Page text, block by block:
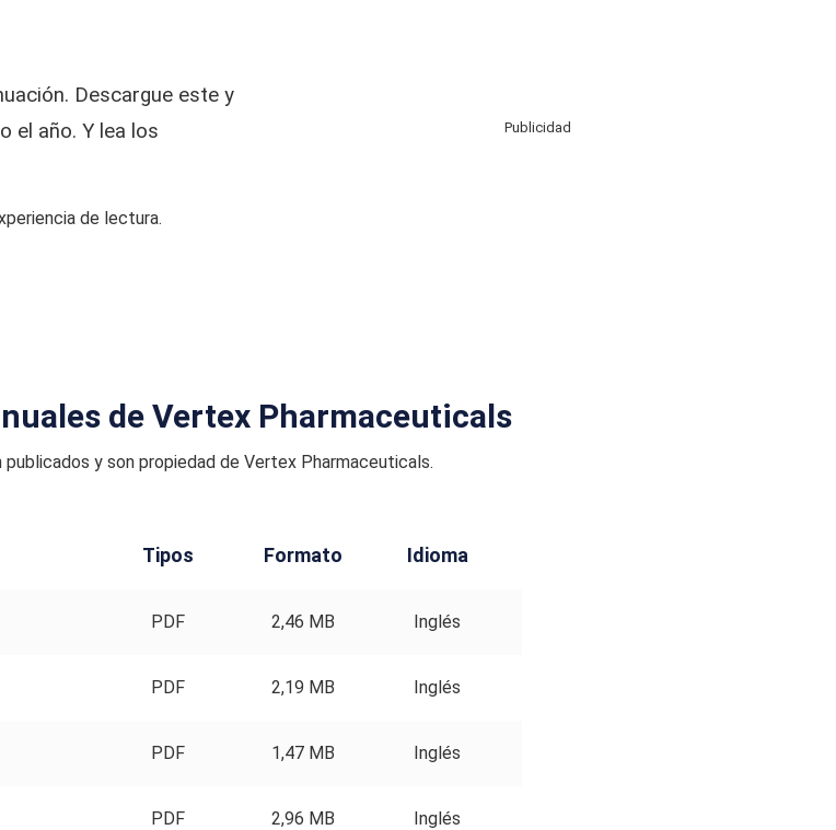
Descargue este y
el año. Y lea los
de lectura.
Publicidad
de Vertex Pharmaceuticals
y son propiedad de Vertex Pharmaceuticals.
Tipos Formato Idioma
PDF 2,46 MB Inglés
PDF 2,19 MB Inglés
PDF 1,47 MB Inglés
PDF 2,96 MB Inglés